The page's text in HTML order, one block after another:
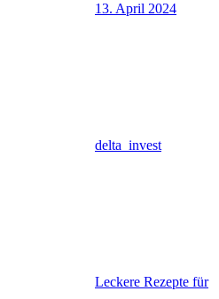
13. April 2024
delta_invest
Leckere Rezepte für